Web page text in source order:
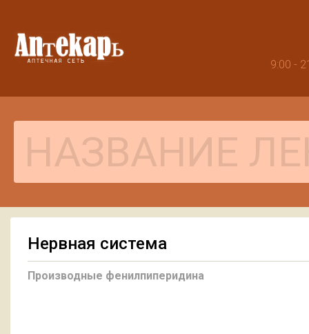
9:00 -
Нервная система
Производные фенилпиперидина